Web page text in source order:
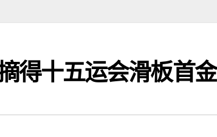
得十五运会滑板首金